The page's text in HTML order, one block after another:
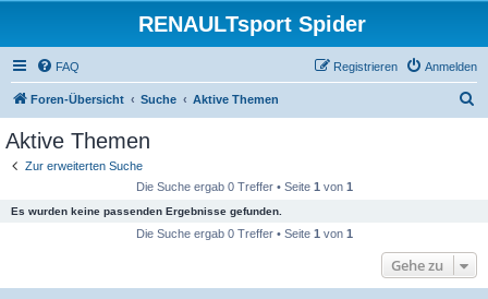
RENAULTsport Spider
FAQ Anmelden
Registrieren
Foren-Übersicht Suche Aktive Themen
Aktive Themen
Zur erweiterten Suche
Die Suche ergab 0 Treffer • Seite 1 von 1
Es wurden keine passenden Ergebnisse gefunden.
Die Suche ergab 0 Treffer • Seite 1 von 1
Gehe zu